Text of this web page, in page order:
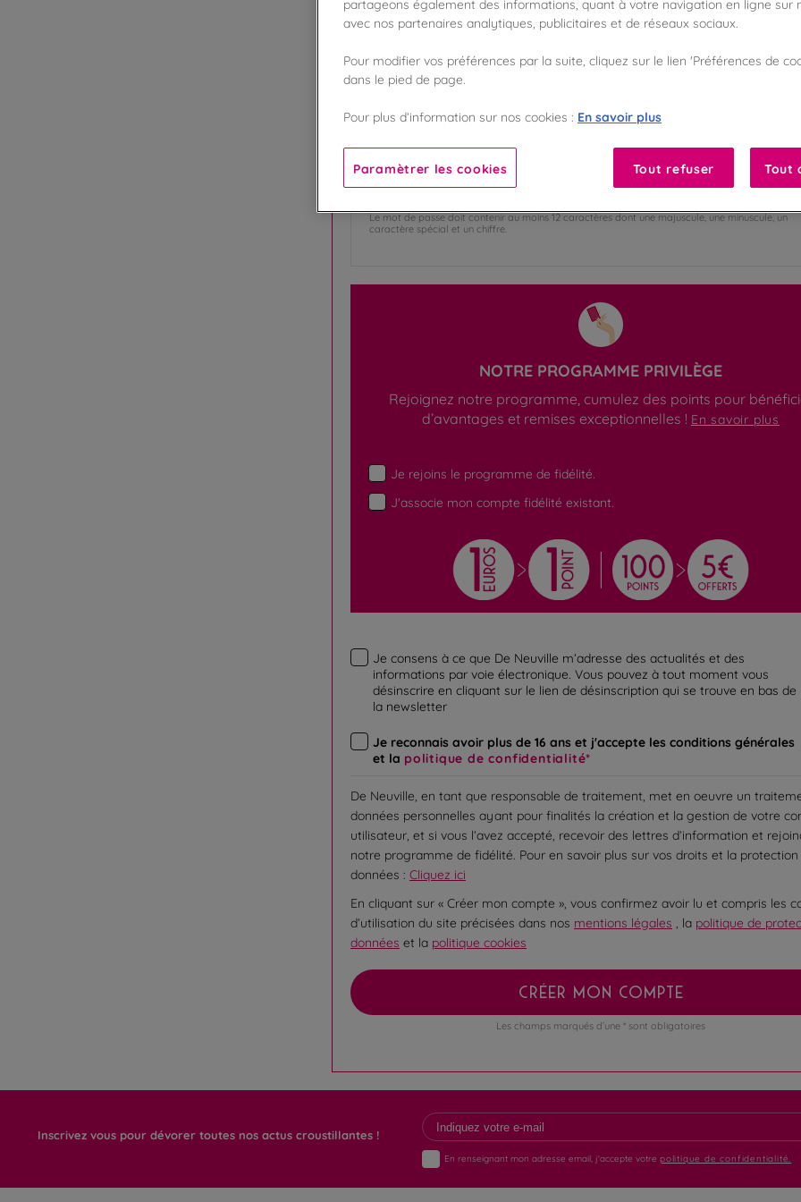
PARTICULIER
PROFESSIONNEL
Prénom *
Mot de passe *
Le mot de passe doit contenir au moins 12 caractères dont une majuscule, une minuscule, un
caractère spécial et un chiffre.
NOTRE PROGRAMME PRIVILÈGE
Rejoignez notre programme, cumulez des points pour
d’avantages et remises exceptionnelles ! En savoir plus
Je rejoins le programme de fidélité.
J'associe mon compte fidélité existant.
Je consens à ce que De Neuville m’adresse des actualités et des
informations par voie électronique. Vous pouvez à tout moment vous
désinscrire en cliquant sur le lien de désinscription qui se trouve en bas de
la newsletter
Je reconnais avoir plus de 16 ans et j'accepte les conditions générales
et la politique de confidentialité
De Neuville, en tant que responsable de traitement, met en oeuvre un
données personnelles ayant pour finalités la création et la gestion de votre
utilisateur, et si vous l’avez accepté, recevoir des lettres d’information et
notre programme de fidélité. Pour en savoir plus sur vos droits et la protection
données : Cliquez ici
En cliquant sur « Créer mon compte », vous confirmez avoir lu et compris les
d’utilisation du site précisées dans nos mentions légales , la politique de
données et la politique cookies
CRÉER MON COMPTE
Les champs marqués d’une * sont obligatoires
Inscrivez vous pour dévorer toutes nos actus croustillantes !
En renseignant mon adresse email, j'accepte votre politique de confidentialité.
avec nos partenaires analytiques, publicitaires et de réseaux sociaux.
Pour modifier vos préférences par la suite, cliquez sur le lien 'Préférences de
dans le pied de page.
Pour plus d’information sur nos cookies : En savoir plus
Paramètrer les cookies Tout refuser Tout